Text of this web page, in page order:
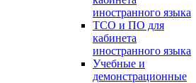
иностранного языка
ТСО и ПО для
кабинета
иностранного языка
Учебные и
демонстрационные